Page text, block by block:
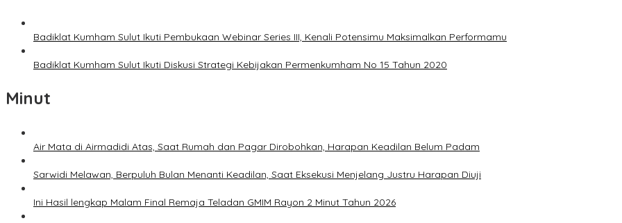
Badiklat Kumham Sulut Ikuti Pembukaan Webinar Series III, Kenali Potensimu Maksimalkan Performamu
Badiklat Kumham Sulut Ikuti Diskusi Strategi Kebijakan Permenkumham No 15 Tahun 2020
Minut
Air Mata di Airmadidi Atas, Saat Rumah dan Pagar Dirobohkan, Harapan Keadilan Belum Padam
Sarwidi Melawan, Berpuluh Bulan Menanti Keadilan, Saat Eksekusi Menjelang Justru Harapan Diuji
Ini Hasil lengkap Malam Final Remaja Teladan GMIM Rayon 2 Minut Tahun 2026